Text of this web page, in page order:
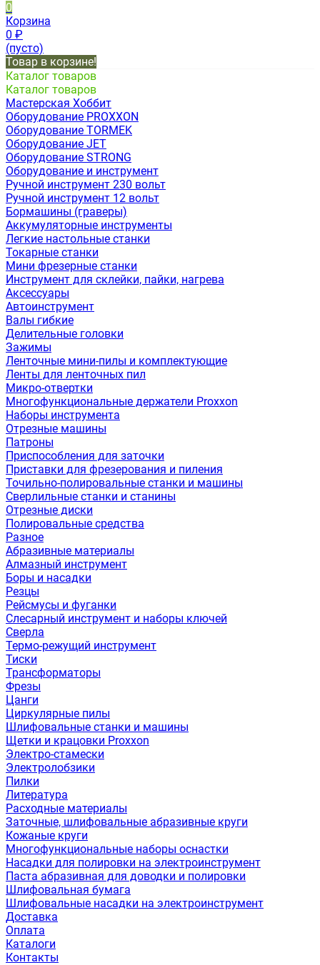
0
Корзина
0 ₽
(пусто)
Товар в корзине!
Каталог товаров
Каталог товаров
Мастерская Хоббит
Оборудование PROXXON
Оборудование TORMEK
Оборудование JET
Оборудование STRONG
Оборудование и инструмент
Ручной инструмент 230 вольт
Ручной инструмент 12 вольт
Бормашины (граверы)
Аккумуляторные инструменты
Легкие настольные станки
Токарные станки
Мини фрезерные станки
Инструмент для склейки, пайки, нагрева
Аксессуары
Автоинструмент
Валы гибкие
Делительные головки
Зажимы
Ленточные мини-пилы и комплектующие
Ленты для ленточных пил
Микро-отвертки
Многофункциональные держатели Proxxon
Наборы инструмента
Отрезные машины
Патроны
Приспособления для заточки
Приставки для фрезерования и пиления
Точильно-полировальные станки и машины
Сверлильные станки и станины
Отрезные диски
Полировальные средства
Разное
Абразивные материалы
Алмазный инструмент
Боры и насадки
Резцы
Рейсмусы и фуганки
Слесарный инструмент и наборы ключей
Сверла
Термо-режущий инструмент
Тиски
Трансформаторы
Фрезы
Цанги
Циркулярные пилы
Шлифовальные станки и машины
Щетки и крацовки Proxxon
Электро-стамески
Электролобзики
Пилки
Литература
Расходные материалы
Заточные, шлифовальные абразивные круги
Кожаные круги
Многофункциональные наборы оснастки
Насадки для полировки на электроинструмент
Паста абразивная для доводки и полировки
Шлифовальная бумага
Шлифовальные насадки на электроинструмент
Доставка
Оплата
Каталоги
Контакты